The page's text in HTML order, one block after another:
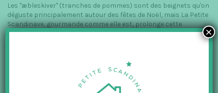
Les "æbleskiver" (tranches de pommes) sont des beignets qu'on
déguste principalement autour des fêtes de Noël, mais La Petite
Scandinave, gourmande comme elle est, prolonge cette
tradition jusqu'au mois de...
×